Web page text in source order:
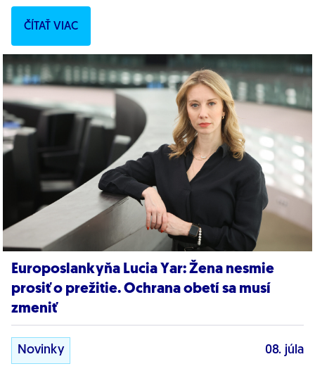
dokazuje aj nezávislý index EU Matrix....
ČÍTAŤ VIAC
Europoslankyňa Lucia Yar: Žena nesmie
prosiť o prežitie. Ochrana obetí sa musí
zmeniť
Novinky 08. júla